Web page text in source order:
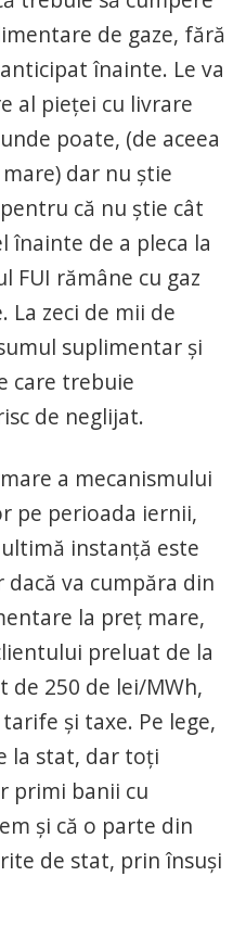
de gaze, fără
înainte. Le va
al pieței cu livrare
poate, (de aceea
dar nu știe
că nu știe cât
înainte de a pleca la
FUI rămâne cu gaz
La zeci de mii de
suplimentar și
care trebuie
de neglijat.
a mecanismului
pe perioada iernii,
instanță este
va cumpăra din
la preț mare,
preluat de la
250 de lei/MWh,
și taxe. Pe lege,
la stat, dar toți
primi banii cu
și că o parte din
de stat, prin însuși